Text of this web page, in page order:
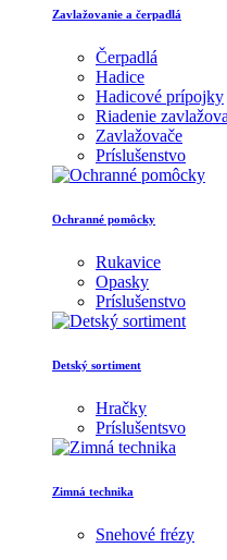
Zavlažovanie a čerpadlá
Čerpadlá
Hadice
Hadicové prípojky
Riadenie
Zavlažovače
Príslušenstvo
Ochranné pomôcky
Rukavice
Opasky
Príslušenstvo
Detský sortiment
Hračky
Príslušentsvo
Zimná technika
Snehové frézy